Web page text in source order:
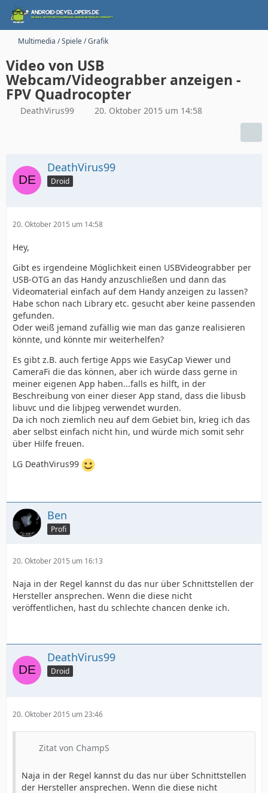
Multimedia / Spiele / Grafik
Video von USB
Webcam/Videograbber anzeigen -
FPV Quadrocopter
DeathVirus99 20. Oktober 2015 um 14:58
DeathVirus99
Droid
20. Oktober 2015 um 14:58
Hey,
Gibt es irgendeine Möglichkeit einen USBVideograbber per
USB-OTG an das Handy anzuschließen und dann das
Videomaterial einfach auf dem Handy anzeigen zu lassen?
Habe schon nach Library etc. gesucht aber keine passenden
gefunden.
Oder weiß jemand zufällig wie man das ganze realisieren
könnte, und könnte mir weiterhelfen?
Es gibt z.B. auch fertige Apps wie EasyCap Viewer und
CameraFi die das können, aber ich würde dass gerne in
meiner eigenen App haben...falls es hilft, in der
Beschreibung von einer dieser App stand, dass die libusb
libuvc und die libjpeg verwendet wurden.
Da ich noch ziemlich neu auf dem Gebiet bin, krieg ich das
aber selbst einfach nicht hin, und würde mich somit sehr
über Hilfe freuen.
LG DeathVirus99
Ben
Profi
20. Oktober 2015 um 16:13
Naja in der Regel kannst du das nur über Schnittstellen der
Hersteller ansprechen. Wenn die diese nicht
veröffentlichen, hast du schlechte chancen denke ich.
DeathVirus99
Droid
20. Oktober 2015 um 23:46
Zitat von ChampS
Naja in der Regel kannst du das nur über Schnittstellen
der Hersteller ansprechen. Wenn die diese nicht